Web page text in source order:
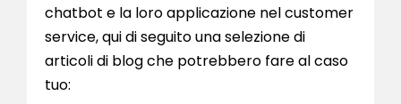
chatbot e la loro applicazione nel customer
service, qui di seguito una selezione di
articoli di blog che potrebbero fare al caso
tuo: